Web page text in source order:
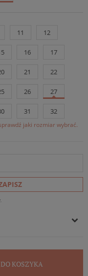
11 12
16 17
21 22
26 27
31 32
jaki rozmiar wybrać.
KOSZYKA